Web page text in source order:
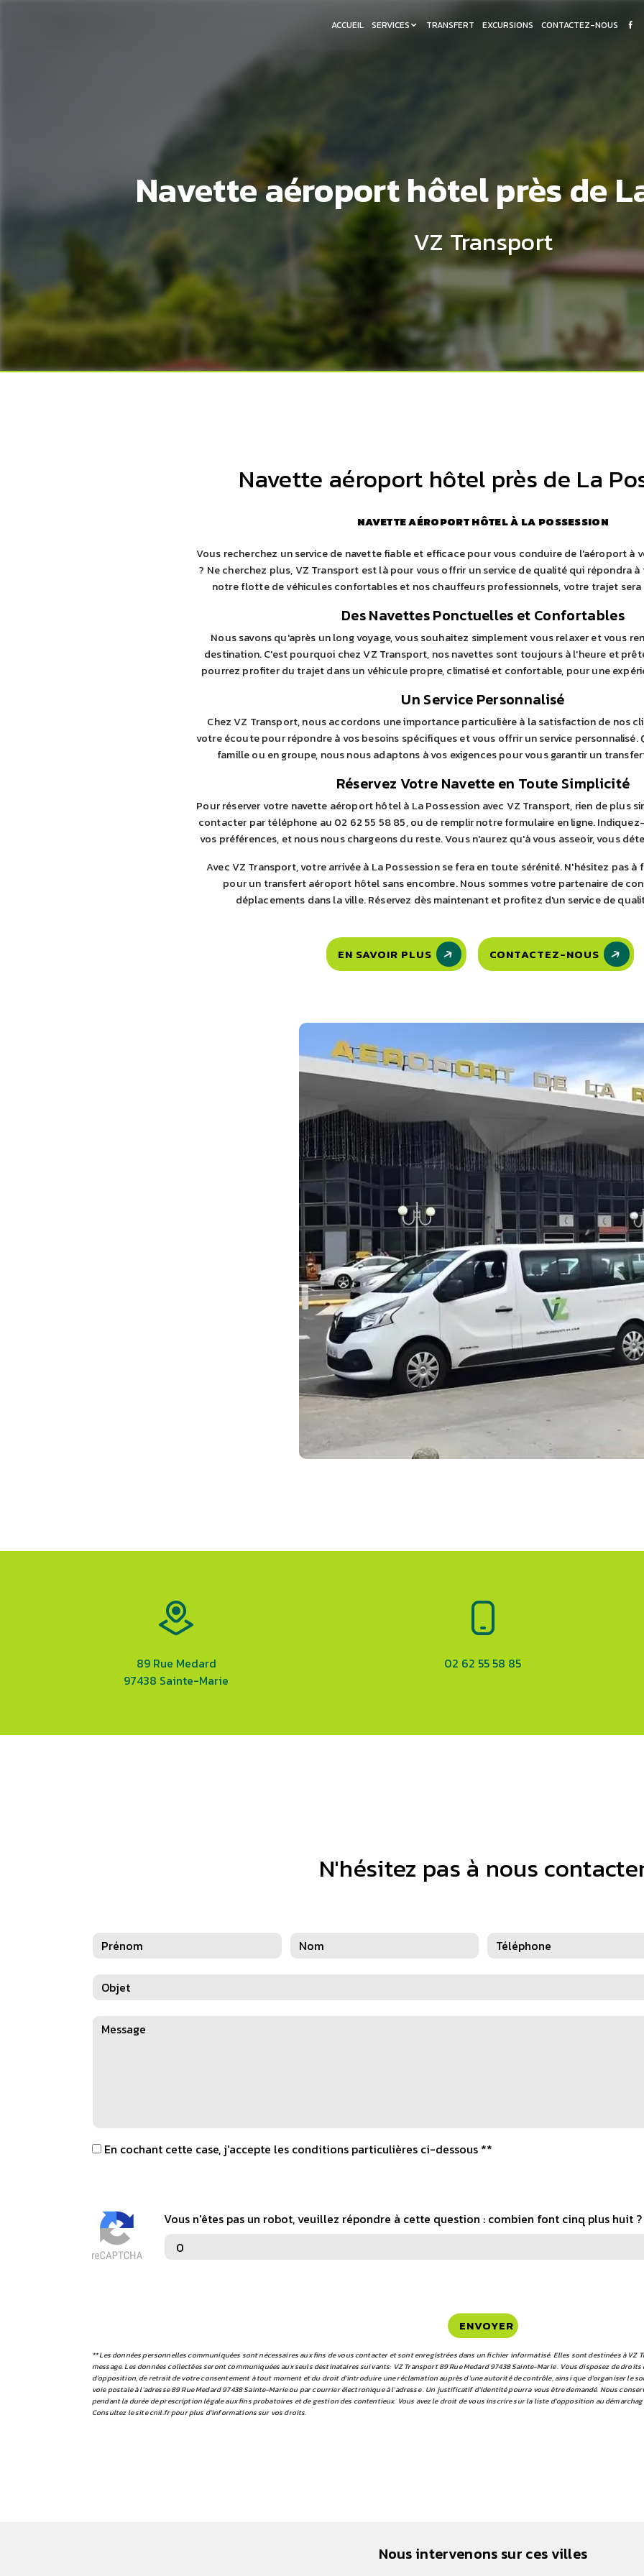
ACCUEIL SERVICES TRANSFERT EXCURSIONS CONTACTEZ-NOUS
Navette aéroport hôtel près de
VZ Transport
Navette aéroport hôtel près de La
NAVETTE AÉROPORT HÔTEL À LA POSSESSION
Vous recherchez un service de navette fiable et efficace pour vous conduire de l'aéroport à
? Ne cherchez plus, VZ Transport est là pour vous offrir un service de qualité qui répondra
notre flotte de véhicules confortables et nos chauffeurs professionnels, votre trajet sera
Des Navettes Ponctuelles et Confortables
Nous savons qu'après un long voyage, vous souhaitez simplement vous relaxer et vous
destination. C'est pourquoi chez VZ Transport, nos navettes sont toujours à l'heure et
pourrez profiter du trajet dans un véhicule propre, climatisé et confortable, pour une
Un Service Personnalisé
Chez VZ Transport, nous accordons une importance particulière à la satisfaction de nos
votre écoute pour répondre à vos besoins spécifiques et vous offrir un service personnalisé.
famille ou en groupe, nous nous adaptons à vos exigences pour vous garantir un
Réservez Votre Navette en Toute Simplicité
Pour réserver votre navette aéroport hôtel à La Possession avec VZ Transport, rien de plus
contacter par téléphone au 02 62 55 58 85, ou de remplir notre formulaire en ligne.
vos préférences, et nous nous chargeons du reste. Vous n'aurez qu'à vous asseoir, vous
Avec VZ Transport, votre arrivée à La Possession se fera en toute sérénité. N'hésitez pas à
pour un transfert aéroport hôtel sans encombre. Nous sommes votre partenaire de
déplacements dans la ville. Réservez dès maintenant et profitez d'un service de
EN SAVOIR PLUS CONTACTEZ-NOUS
89 Rue Medard
97438 Sainte-Marie
02 62 55 58 85
N'hésitez pas à nous
En cochant cette case, j'accepte les conditions particulières ci-dessous **
Vous n'êtes pas un robot, veuillez répondre à cette question : combien font cinq plus huit ?
ENVOYER
** Les données personnelles communiquées sont nécessaires aux fins de vous contacter et sont enregistrées dans un fichier informatisé. Elles sont destinées à
message. Les données collectées seront communiquées aux seuls destinataires suivants: VZ Transport 89 Rue Medard 97438 Sainte-Marie . Vous disposez de
d’opposition, de retrait de votre consentement à tout moment et du droit d’introduire une réclamation auprès d’une autorité de contrôle, ainsi que d’organiser le
voie postale à l'adresse 89 Rue Medard 97438 Sainte-Marie ou par courrier électronique à l'adresse . Un justificatif d'identité pourra vous être demandé. Nous
pendant la durée de prescription légale aux fins probatoires et de gestion des contentieux. Vous avez le droit de vous inscrire sur la liste d'opposition au
Consultez le site cnil.fr pour plus d’informations sur vos droits.
Nous intervenons sur ces villes